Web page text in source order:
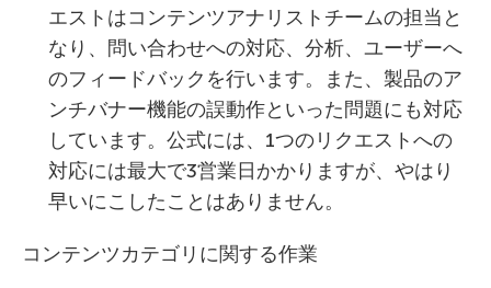
エストはコンテンツアナリストチームの担当と
なり、問い合わせへの対応、分析、ユーザーへ
のフィードバックを行います。また、製品のア
ンチバナー機能の誤動作といった問題にも対応
しています。公式には、1つのリクエストへの
対応には最大で3営業日かかりますが、やはり
早いにこしたことはありません。
コンテンツカテゴリに関する作業